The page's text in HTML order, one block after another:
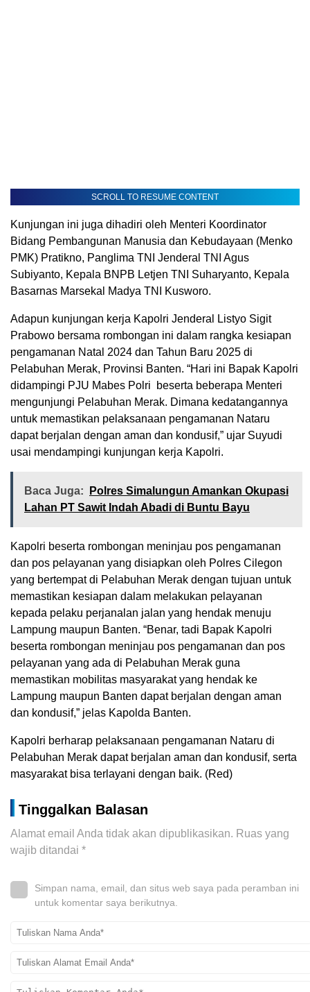
SCROLL TO RESUME CONTENT
Kunjungan ini juga dihadiri oleh Menteri Koordinator
Bidang Pembangunan Manusia dan Kebudayaan (Menko
PMK) Pratikno, Panglima TNI Jenderal TNI Agus
Subiyanto, Kepala BNPB Letjen TNI Suharyanto, Kepala
Basarnas Marsekal Madya TNI Kusworo.
Adapun kunjungan kerja Kapolri Jenderal Listyo Sigit
Prabowo bersama rombongan ini dalam rangka kesiapan
pengamanan Natal 2024 dan Tahun Baru 2025 di
Pelabuhan Merak, Provinsi Banten. “Hari ini Bapak Kapolri
didampingi PJU Mabes Polri beserta beberapa Menteri
mengunjungi Pelabuhan Merak. Dimana kedatangannya
untuk memastikan pelaksanaan pengamanan Nataru
dapat berjalan dengan aman dan kondusif,” ujar Suyudi
usai mendampingi kunjungan kerja Kapolri.
Baca Juga:
Polres Simalungun Amankan Okupasi
Lahan PT Sawit Indah Abadi di Buntu Bayu
Kapolri beserta rombongan meninjau pos pengamanan
dan pos pelayanan yang disiapkan oleh Polres Cilegon
yang bertempat di Pelabuhan Merak dengan tujuan untuk
memastikan kesiapan dalam melakukan pelayanan
kepada pelaku perjanalan jalan yang hendak menuju
Lampung maupun Banten. “Benar, tadi Bapak Kapolri
beserta rombongan meninjau pos pengamanan dan pos
pelayanan yang ada di Pelabuhan Merak guna
memastikan mobilitas masyarakat yang hendak ke
Lampung maupun Banten dapat berjalan dengan aman
dan kondusif,” jelas Kapolda Banten.
Kapolri berharap pelaksanaan pengamanan Nataru di
Pelabuhan Merak dapat berjalan aman dan kondusif, serta
masyarakat bisa terlayani dengan baik. (Red)
Tinggalkan Balasan
Alamat email Anda tidak akan dipublikasikan. Ruas yang
wajib ditandai *
Simpan nama, email, dan situs web saya pada peramban ini
untuk komentar saya berikutnya.